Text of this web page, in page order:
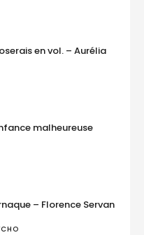
en vol. – Aurélia
malheureuse
– Florence Servan